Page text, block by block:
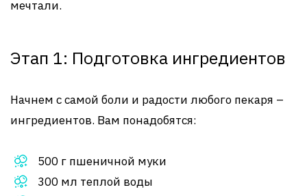
мечтали.
Этап 1: Подготовка ингредиентов
Начнем с самой боли и радости любого пекаря –
ингредиентов. Вам понадобятся:
500 г пшеничной муки
300 мл теплой воды